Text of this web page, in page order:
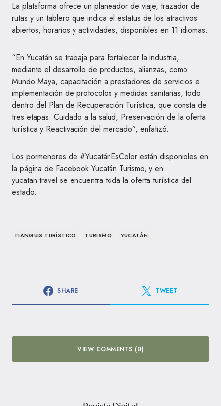
La plataforma ofrece un planeador de viaje, trazador de
rutas y un tablero que indica el estatus de los atractivos
abiertos, horarios y actividades, disponibles en 11 idiomas.
“En Yucatán se trabaja para fortalecer la industria,
mediante el desarrollo de productos, alianzas, como
Mundo Maya, capacitación a prestadores de servicios e
implementación de protocolos y medidas sanitarias, todo
dentro del Plan de Recuperación Turística, que consta de
tres etapas: Cuidado a la salud, Preservación de la oferta
turística y Reactivación del mercado”, enfatizó.
Los pormenores de #YucatánEsColor están disponibles en
la página de Facebook Yucatán Turismo, y en
yucatan.travel se encuentra toda la oferta turística del
estado.
TIANGUIS TURÍSTICO TURISMO YUCATÁN
SHARE TWEET
VIEW COMMENTS (0)